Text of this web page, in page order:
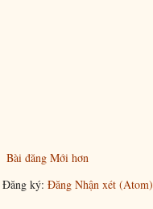
Bài đăng Mới hơn
Đăng ký: Đăng Nhận xét (Atom)